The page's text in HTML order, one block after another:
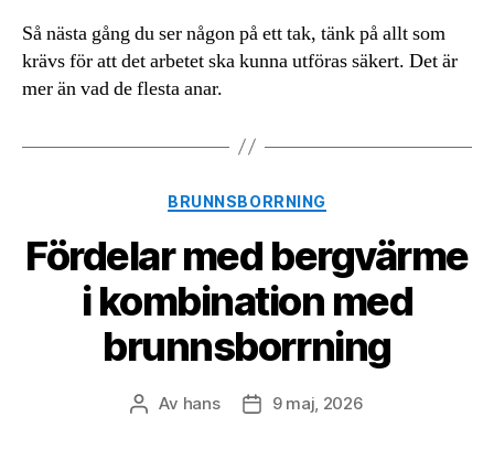
Så nästa gång du ser någon på ett tak, tänk på allt som
krävs för att det arbetet ska kunna utföras säkert. Det är
mer än vad de flesta anar.
Kategorier
BRUNNSBORRNING
Fördelar med bergvärme
i kombination med
brunnsborrning
Inläggsförfattare
Av hans Inläggsdatum
9 maj, 2026